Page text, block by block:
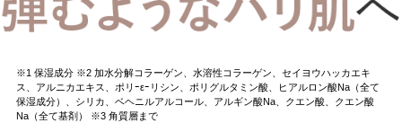
※1 保湿成分 ※2 加水分解コラーゲン、水溶性コラーゲン、セイヨウハッカエキ
ス、アルニカエキス、ポリｰεｰリシン、ポリグルタミン酸、ヒアルロン酸Na（全て
保湿成分）、シリカ、ベヘニルアルコール、アルギン酸Na、クエン酸、クエン酸
Na（全て基剤） ※3 角質層まで